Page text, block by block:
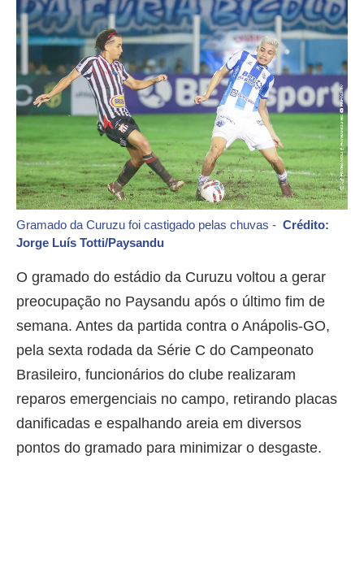
Gramado da Curuzu foi castigado pelas chuvas - Crédito:
Jorge Luís Totti/Paysandu
O gramado do estádio da Curuzu voltou a gerar
preocupação no Paysandu após o último fim de
semana. Antes da partida contra o Anápolis-GO,
pela sexta rodada da Série C do Campeonato
Brasileiro, funcionários do clube realizaram
reparos emergenciais no campo, retirando placas
danificadas e espalhando areia em diversos
pontos do gramado para minimizar o desgaste.